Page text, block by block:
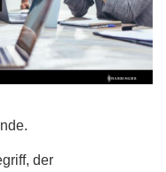
Impulse
Lassen Sie
der